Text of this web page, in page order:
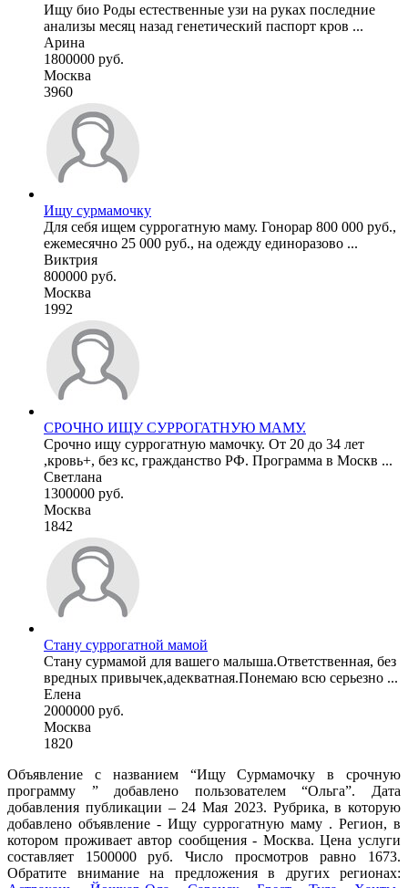
Ищу био Роды естественные узи на руках последние
анализы месяц назад генетический паспорт кров ...
Арина
1800000 руб.
Москва
3960
Ищу сурмамочку
Для себя ищем суррогатную маму. Гонорар 800 000 руб.,
ежемесячно 25 000 руб., на одежду единоразово ...
Виктрия
800000 руб.
Москва
1992
СРОЧНО ИЩУ СУРРОГАТНУЮ МАМУ.
Срочно ищу суррогатную мамочку. От 20 до 34 лет
,кровь+, без кс, гражданство РФ. Программа в Москв ...
Светлана
1300000 руб.
Москва
1842
Стану суррогатной мамой
Стану сурмамой для вашего малыша.Ответственная, без
вредных привычек,адекватная.Понемаю всю серьезно ...
Елена
2000000 руб.
Москва
1820
Объявление с названием “Ищу Сурмамочку в срочную
программу ” добавлено пользователем “Ольга”. Дата
добавления публикации – 24 Мая 2023. Рубрика, в которую
добавлено объявление - Ищу суррогатную маму . Регион, в
котором проживает автор сообщения - Москва. Цена услуги
составляет 1500000 руб. Число просмотров равно 1673.
Обратите внимание на предложения в других регионах: